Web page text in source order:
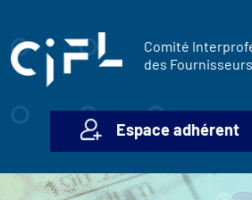
Comité
des
Espace adhérent